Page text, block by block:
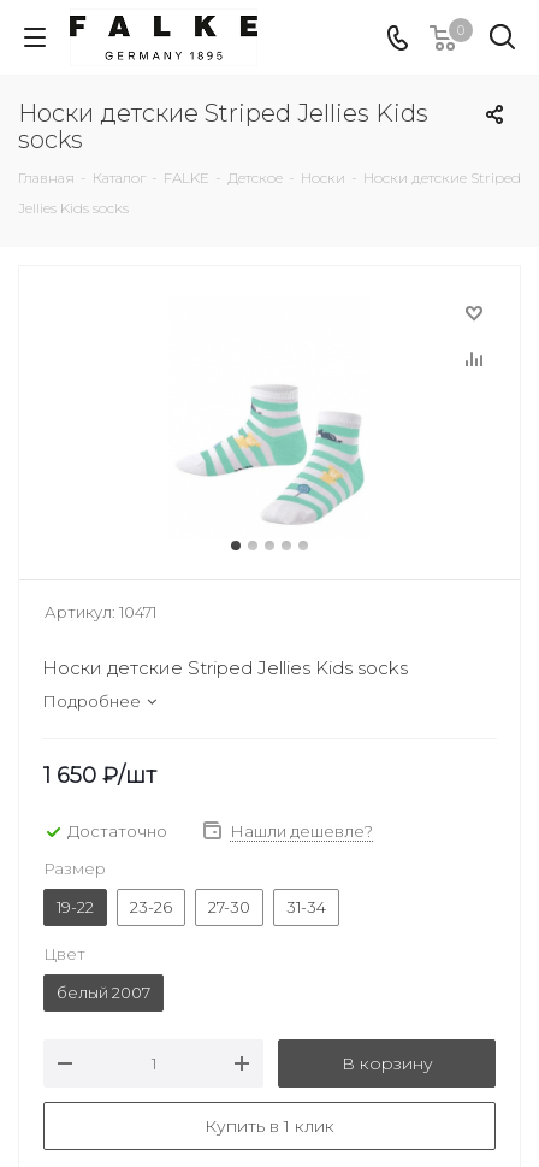
0
Носки детские Striped Jellies Kids
socks
Главная - Каталог - FALKE - Детское - Носки - Носки детские Striped
Jellies Kids socks
Артикул: 10471
Носки детские Striped Jellies Kids socks
Подробнее
1 650 ₽/шт
Достаточно
Нашли дешевле?
Размер
19-22
23-26 27-30 31-34
Цвет
белый 2007
В корзину
Купить в 1 клик